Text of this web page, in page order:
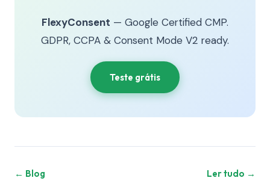
FlexyConsent — Google Certified CMP.
GDPR, CCPA & Consent Mode V2 ready.
Teste grátis
← Blog Ler tudo →